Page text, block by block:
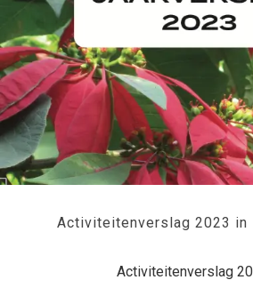
Activiteitenverslag 2023 in
Activiteitenverslag